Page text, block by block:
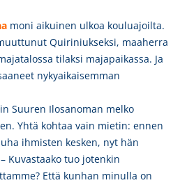
moni aikuinen ulkoa kouluajoilta.
Quiriniukseksi, maaherra
tilaksi majapaikassa. Ja
nykyaikaisemman
Suuren Ilosanoman melko
Yhtä kohtaa vain mietin: ennen
ihmisten kesken, nyt hän
Kuvastaako tuo jotenkin
Että kunhan minulla on